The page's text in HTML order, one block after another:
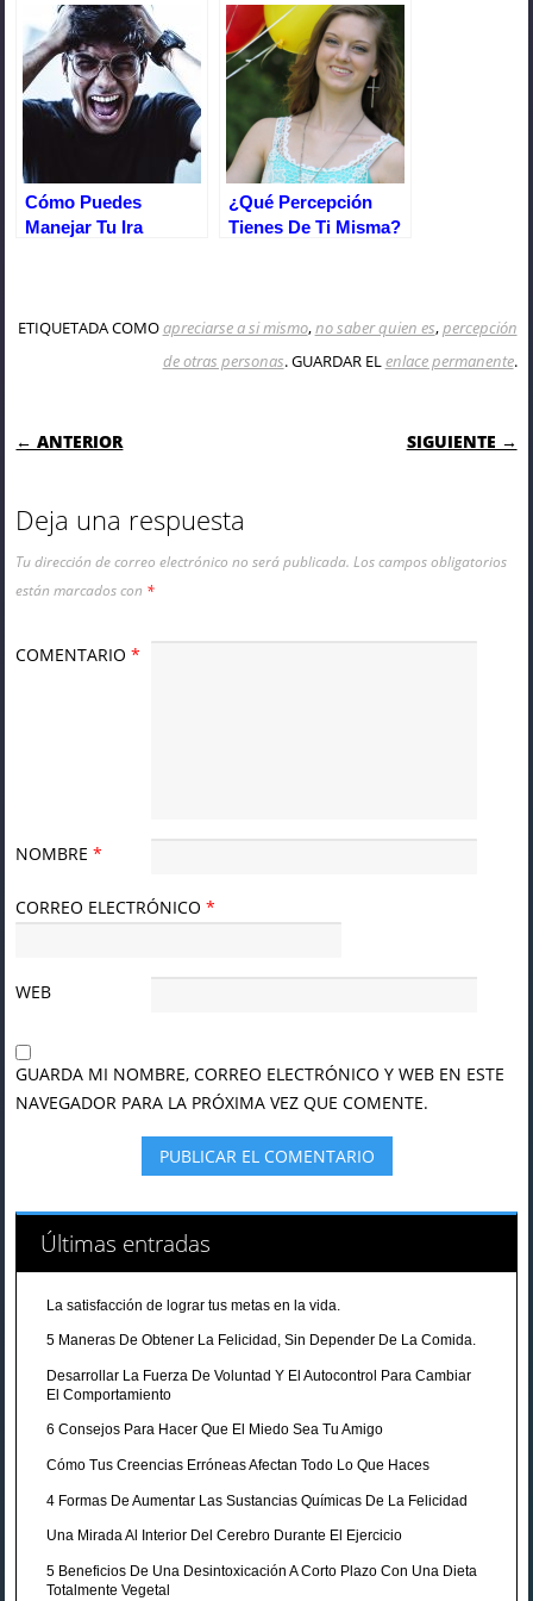
Cómo Puedes
Manejar Tu Ira
¿Qué Percepción
Tienes De Ti Misma?
ETIQUETADA COMOapreciarse a si mismo,no saber quien es,percepción
de otras personas. GUARDAR EL enlace permanente.
NAVEGACIÓN DE ENTRADAS
← ANTERIOR SIGUIENTE →
Deja una respuesta
Tu dirección de correo electrónico no será publicada. Los campos obligatorios
están marcados con *
COMENTARIO*
NOMBRE*
CORREO ELECTRÓNICO*
WEB
GUARDA MI NOMBRE, CORREO ELECTRÓNICO Y WEB EN ESTE
NAVEGADOR PARA LA PRÓXIMA VEZ QUE COMENTE.
Últimas entradas
La satisfacción de lograr tus metas en la vida.
5 Maneras De Obtener La Felicidad, Sin Depender De La Comida.
Desarrollar La Fuerza De Voluntad Y El Autocontrol Para Cambiar
El Comportamiento
6 Consejos Para Hacer Que El Miedo Sea Tu Amigo
Cómo Tus Creencias Erróneas Afectan Todo Lo Que Haces
4 Formas De Aumentar Las Sustancias Químicas De La Felicidad
Una Mirada Al Interior Del Cerebro Durante El Ejercicio
5 Beneficios De Una Desintoxicación A Corto Plazo Con Una Dieta
Totalmente Vegetal